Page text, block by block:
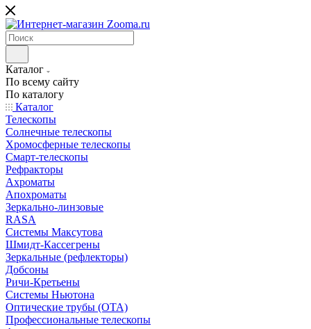
Каталог
По всему сайту
По каталогу
Каталог
Телескопы
Солнечные телескопы
Хромосферные телескопы
Смарт-телескопы
Рефракторы
Ахроматы
Апохроматы
Зеркально-линзовые
RASA
Системы Максутова
Шмидт-Кассегрены
Зеркальные (рефлекторы)
Добсоны
Ричи-Кретьены
Системы Ньютона
Оптические трубы (OTA)
Профессиональные телескопы